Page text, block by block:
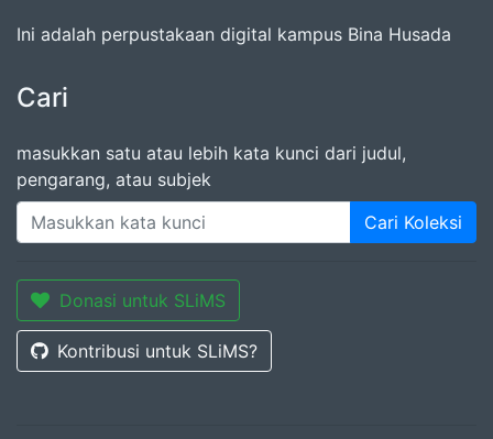
Ini adalah perpustakaan digital kampus Bina Husada
Cari
masukkan satu atau lebih kata kunci dari judul,
pengarang, atau subjek
Cari Koleksi
Donasi untuk SLiMS
Kontribusi untuk SLiMS?